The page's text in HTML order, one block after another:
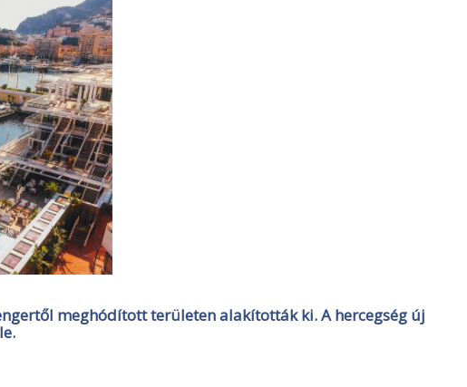
meghódított területen alakították ki. A hercegség új